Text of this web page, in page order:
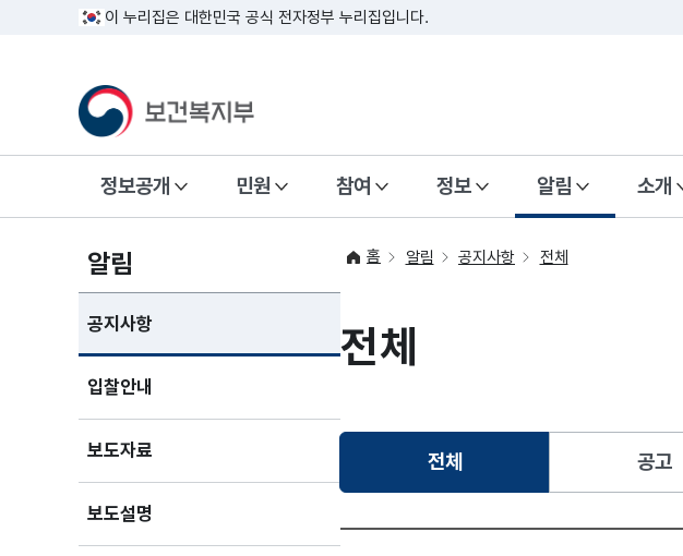
이 누리집은 대한민국 공식 전자정부 누리집입니다.
정보공개 민원 참여 정보 알림 소개
알림
공지사항
입찰안내
보도자료
보도설명
홈 알림 공지사항 전체
전체
전체선택됨 공고